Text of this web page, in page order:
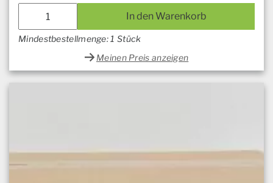
In den Warenkorb
Mindestbestellmenge: 1 Stück
Meinen Preis anzeigen